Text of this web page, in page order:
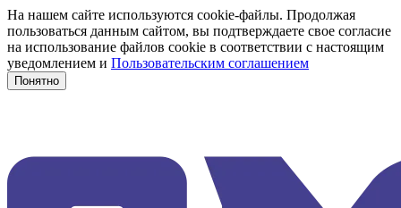
На нашем сайте используются cookie-файлы. Продолжая
пользоваться данным сайтом, вы подтверждаете свое согласие
на использование файлов cookie в соответствии с настоящим
уведомлением и Пользовательским соглашением
Понятно